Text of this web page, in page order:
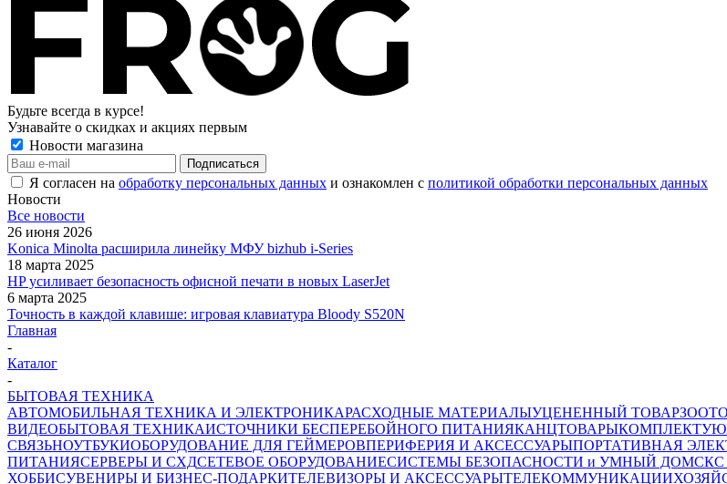
Будьте всегда в курсе!
Узнавайте о скидках и акциях первым
Новости магазина
Я согласен на обработку персональных данных и ознакомлен с политикой обработки персональных данных
Новости
Все новости
26 июня 2026
Konica Minolta расширила линейку МФУ bizhub i-Series
18 марта 2025
HP усиливает безопасность офисной печати в новых LaserJet
6 марта 2025
Точность в каждой клавише: игровая клавиатура Bloody S520N
Главная
-
Каталог
-
БЫТОВАЯ ТЕХНИКА
АВТОМОБИЛЬНАЯ ТЕХНИКА И ЭЛЕКТРОНИКАРАСХОДНЫЕ МАТЕРИАЛЫУЦЕНЕННЫЙ ТОВАР
ВИДЕОБЫТОВАЯ ТЕХНИКАИСТОЧНИКИ БЕСПЕРЕБОЙНОГО ПИТАНИЯКАНЦТОВАРЫ
СВЯЗЬНОУТБУКИОБОРУДОВАНИЕ ДЛЯ ГЕЙМЕРОВПЕРИФЕРИЯ И АКСЕССУАРЫПОРТАТИВНАЯ
ПИТАНИЯСЕРВЕРЫ И СХДСЕТЕВОЕ ОБОРУДОВАНИЕСИСТЕМЫ БЕЗОПАСНОСТИ и УМНЫЙ ДОМСКС
ХОББИСУВЕНИРЫ И БИЗНЕС-ПОДАРКИТЕЛЕВИЗОРЫ И АКСЕССУАРЫТЕЛЕКОММУНИКАЦИИ